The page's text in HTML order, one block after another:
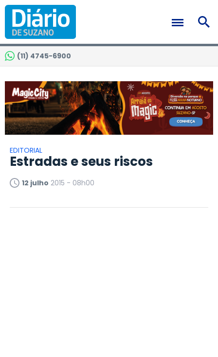
(11) 4745-6900
EDITORIAL
Estradas e seus riscos
12 julho 2015 - 08h00